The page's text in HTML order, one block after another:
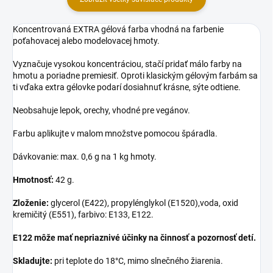
Koncentrovaná EXTRA gélová farba vhodná na farbenie
poťahovacej alebo modelovacej hmoty.
Vyznačuje vysokou koncentráciou, stačí pridať málo farby na
hmotu a poriadne premiesiť. Oproti klasickým gélovým farbám sa
ti vďaka extra gélovke podarí dosiahnuť krásne, sýte odtiene.
Neobsahuje lepok, orechy, vhodné pre vegánov.
Farbu aplikujte v malom množstve pomocou špáradla.
Dávkovanie: max. 0,6 g na 1 kg hmoty.
Hmotnosť: 42 g.
Zloženie: glycerol (E422), propylénglykol (E1520),voda, oxid
kremičitý (E551), farbivo: E133, E122.
E122 môže mať nepriaznivé účinky na činnosť a pozornosť detí.
Skladujte: pri teplote do 18°C, mimo slnečného žiarenia.